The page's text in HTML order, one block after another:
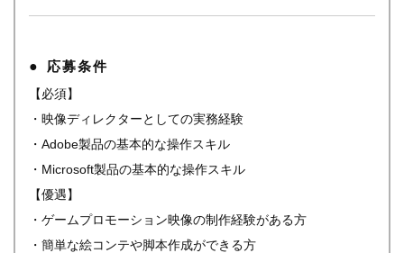
応募条件
【必須】
・映像ディレクターとしての実務経験
・Adobe製品の基本的な操作スキル
・Microsoft製品の基本的な操作スキル
【優遇】
・ゲームプロモーション映像の制作経験がある方
・簡単な絵コンテや脚本作成ができる方